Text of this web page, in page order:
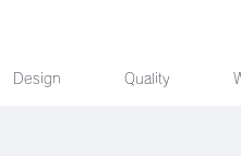
Design Quality